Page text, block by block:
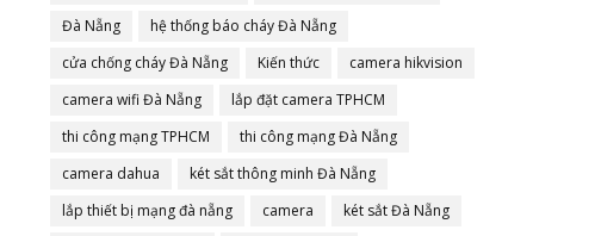
Đà Nẵng
hệ thống báo cháy Đà Nẵng
cửa chống cháy Đà Nẵng
Kiến thức
camera hikvision
camera wifi Đà Nẵng
lắp đặt camera TPHCM
thi công mạng TPHCM
thi công mạng Đà Nẵng
camera dahua
két sắt thông minh Đà Nẵng
lắp thiết bị mạng đà nẵng
camera
két sắt Đà Nẵng